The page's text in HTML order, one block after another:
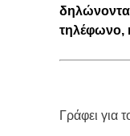
τηλέφωνο,
Γράφει για